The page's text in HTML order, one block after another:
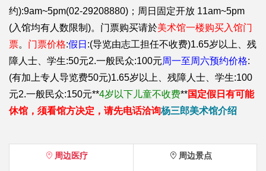
约):9am~5pm(02-29208880)；周日固定开放 11am~5pm
(入馆均有人数限制)。门票购买请於美术馆一楼购买入馆门
票。 门票价格:假日 :(导览由志工担任不收费)1.65岁以上、残
障人士、学生:50元2.一般民众:100元周一至周六预约价格:
(有加上专人导览费50元)1.65岁以上、残障人士、学生:100
元2.一般民众:150元**4岁以下儿童不收费**国定假日有可能
休馆，须看馆方决定，请先电话洽询杨三郎美术馆介绍
周边医疗 周边景点